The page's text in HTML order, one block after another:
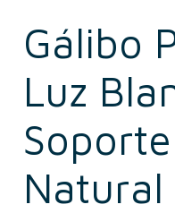
Gálibo
Luz